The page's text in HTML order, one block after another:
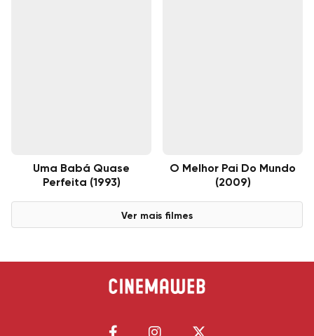
Uma Babá Quase
Perfeita (1993)
O Melhor Pai Do Mundo
(2009)
Ver mais filmes